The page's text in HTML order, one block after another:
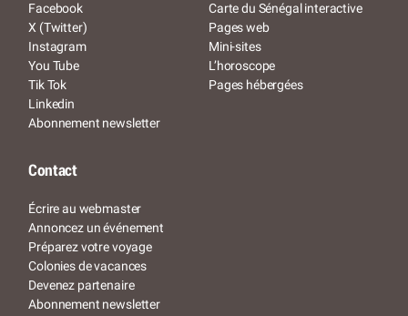
Facebook
X (Twitter)
Instagram
You Tube
Tik Tok
Linkedin
Abonnement newsletter
Carte du Sénégal interactive
Pages web
Mini-sites
L’horoscope
Pages hébergées
Contact
Écrire au webmaster
Annoncez un événement
Préparez votre voyage
Colonies de vacances
Devenez partenaire
Abonnement newsletter